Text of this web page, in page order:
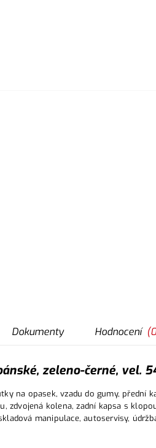
Dokumenty Hodnocení (0
zeleno-černé, vel.
na opasek, vzadu do gumy, přední
zdvojená kolena, zadní kapsa s
manipulace, autoservisy,